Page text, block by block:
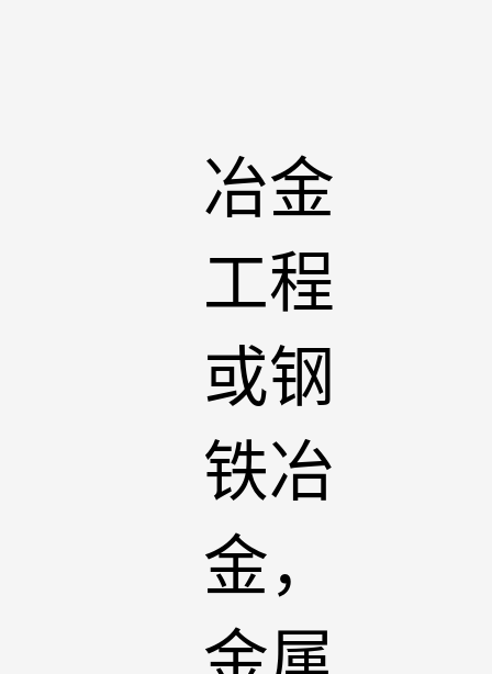
冶金
工程
或钢
铁冶
金，